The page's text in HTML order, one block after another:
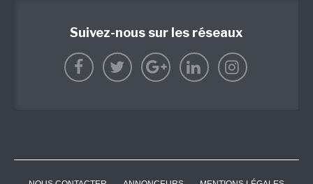
Suivez-nous sur les réseaux